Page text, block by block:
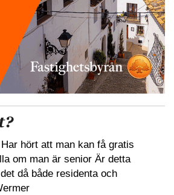
hört att man kan få gratis
om man är senior Är detta
då både residenta och